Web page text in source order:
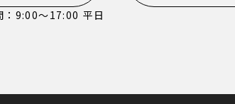
：9:00〜17:00 平日